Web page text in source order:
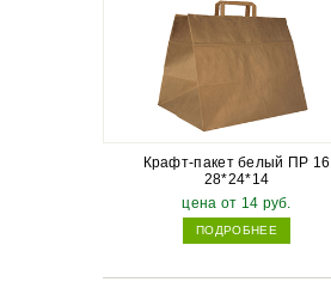
Крафт-пакет белый ПР 16
28*24*14
цена от 14 руб.
ПОДРОБНЕЕ